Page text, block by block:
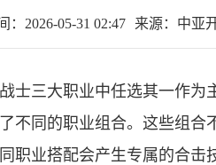
：2026-05-31 02:47 来源：中亚
士三大职业中任选其一作为
不同的职业组合。这些组合
职业搭配会产生专属的合击